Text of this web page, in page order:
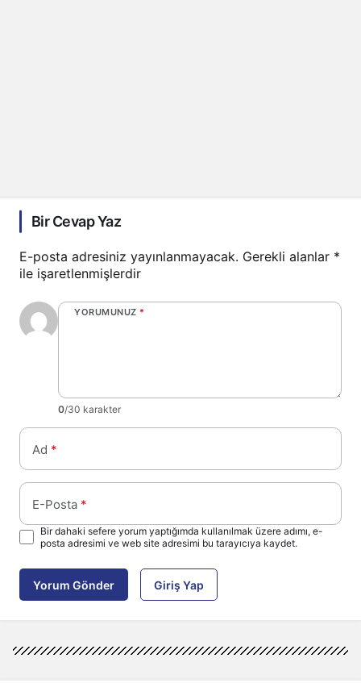
Bir Cevap Yaz
E-posta adresiniz yayınlanmayacak. Gerekli alanlar *
ile işaretlenmişlerdir
YORUMUNUZ *
0/30 karakter
Ad *
E-Posta *
Bir dahaki sefere yorum yaptığımda kullanılmak üzere adımı, e-
posta adresimi ve web site adresimi bu tarayıcıya kaydet.
Yorum Gönder Giriş Yap